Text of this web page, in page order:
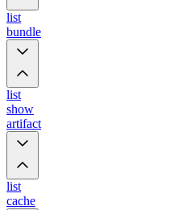
list
bundle
list
show
artifact
list
cache